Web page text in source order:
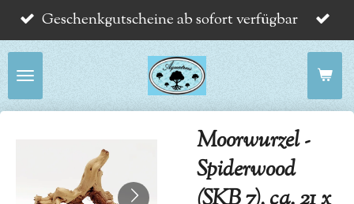
Zum
Hauptinhalt
springen
Geschenkgutscheine ab sofort verfügbar
Moorwurzel -
Spiderwood